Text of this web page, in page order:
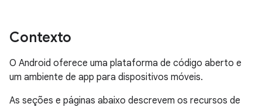
Contexto
O Android oferece uma plataforma de código aberto e
um ambiente de app para dispositivos móveis.
As seções e páginas abaixo descrevem os recursos de